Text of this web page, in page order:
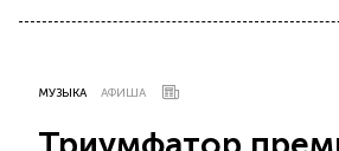
МУЗЫКА АФИША